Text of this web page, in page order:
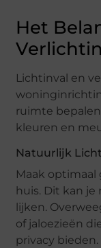
Het
Lichtinval en
ruimte
kleuren en
Natuurlijk Licht
Maak
huis. Dit kan
lijken.
of jaloezieën
privacy bieden.